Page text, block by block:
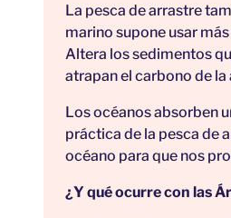
La pesca de arrastre
marino supone usar
Altera los sedimentos
atrapan el carbono de
Los océanos absorben
práctica de la pesca de
océano para que nos
¿Y qué ocurre con las